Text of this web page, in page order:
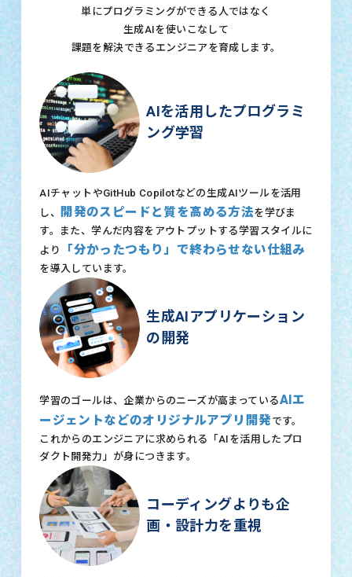
単にプログラミングができる人ではなく
生成AIを使いこなして
課題を解決できるエンジニアを育成します。
AIを活用したプログラミ
ング学習
AIチャットやGitHub Copilotなどの生成AIツールを活用
し、
開発のスピードと質を高める方法を学びま
す。また、学んだ内容をアウトプットする学習スタイルに
より
「分かったつもり」で終わらせない仕組み
を導入しています。
生成AIアプリケーション
の開発
学習のゴールは、企業からのニーズが高まっているAIエ
ージェントなどのオリジナルアプリ開発です。
これからのエンジニアに求められる「AIを活用したプロ
ダクト開発力」が身につきます。
コーディングよりも企
画・設計力を重視